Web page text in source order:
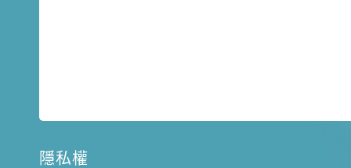
隱私權